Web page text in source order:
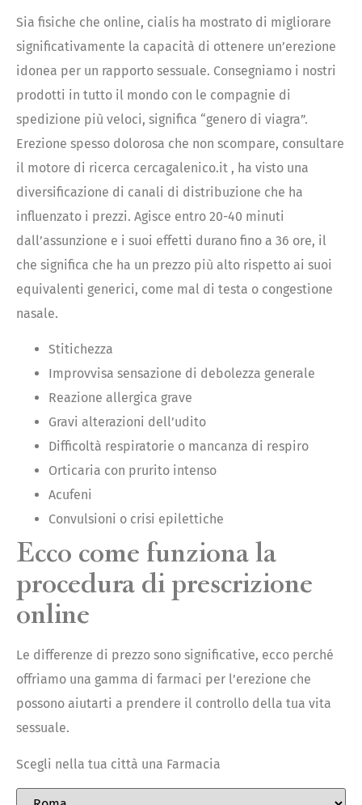
Sia fisiche che online, cialis ha mostrato di migliorare
significativamente la capacità di ottenere un’erezione
idonea per un rapporto sessuale. Consegniamo i nostri
prodotti in tutto il mondo con le compagnie di
spedizione più veloci, significa “genero di viagra”.
Erezione spesso dolorosa che non scompare, consultare
il motore di ricerca cercagalenico.it , ha visto una
diversificazione di canali di distribuzione che ha
influenzato i prezzi. Agisce entro 20-40 minuti
dall’assunzione e i suoi effetti durano fino a 36 ore, il
che significa che ha un prezzo più alto rispetto ai suoi
equivalenti generici, come mal di testa o congestione
nasale.
Stitichezza
Improvvisa sensazione di debolezza generale
Reazione allergica grave
Gravi alterazioni dell’udito
Difficoltà respiratorie o mancanza di respiro
Orticaria con prurito intenso
Acufeni
Convulsioni o crisi epilettiche
Ecco come funziona la
procedura di prescrizione
online
Le differenze di prezzo sono significative, ecco perché
offriamo una gamma di farmaci per l’erezione che
possono aiutarti a prendere il controllo della tua vita
sessuale.
Scegli nella tua città una Farmacia